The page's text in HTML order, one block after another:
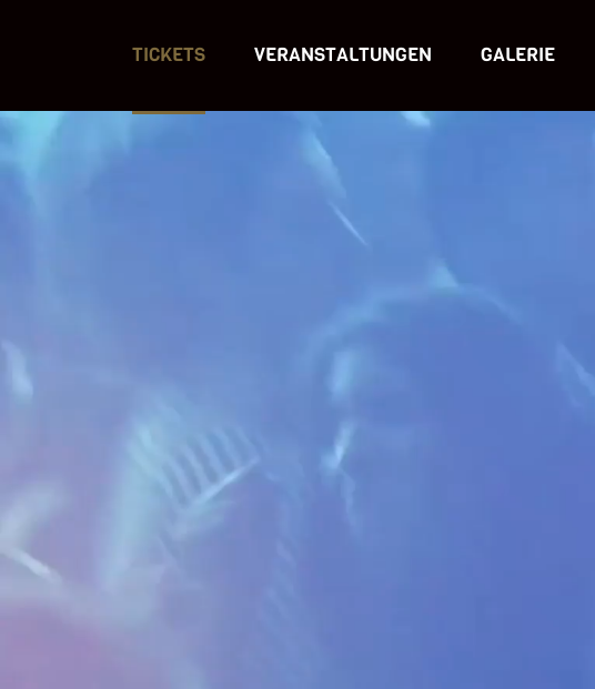
TICKETS VERANSTALTUNGEN GALERIE